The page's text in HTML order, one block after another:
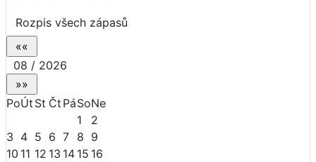
Rozpis všech zápasů
08 / 2026
PoÚt St Čt PáSoNe
1
2
3 4 5 6 7 8 9
10 11 12 13 14 15 16